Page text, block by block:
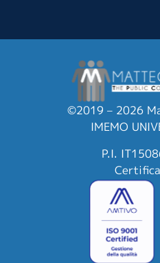
©2019 – 2026
IMEMO
P.I.